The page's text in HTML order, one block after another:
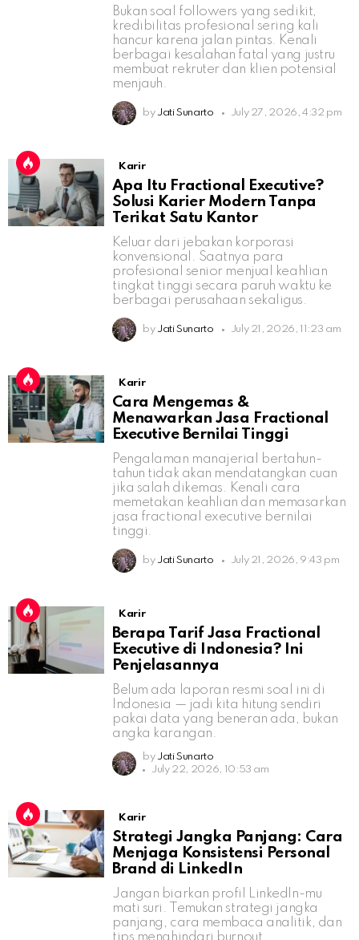
Bukan soal followers yang sedikit,
kredibilitas profesional sering kali
hancur karena jalan pintas. Kenali
berbagai kesalahan fatal yang justru
membuat rekruter dan klien potensial
menjauh.
by Jati Sunarto July 27, 2026, 4:32 pm
Karir
Apa Itu Fractional Executive?
Solusi Karier Modern Tanpa
Terikat Satu Kantor
Keluar dari jebakan korporasi
konvensional. Saatnya para
profesional senior menjual keahlian
tingkat tinggi secara paruh waktu ke
berbagai perusahaan sekaligus.
by Jati Sunarto July 21, 2026, 11:23 am
Karir
Cara Mengemas &
Menawarkan Jasa Fractional
Executive Bernilai Tinggi
Pengalaman manajerial bertahun-
tahun tidak akan mendatangkan cuan
jika salah dikemas. Kenali cara
memetakan keahlian dan memasarkan
jasa fractional executive bernilai
tinggi.
by Jati Sunarto July 21, 2026, 9:43 pm
Karir
Berapa Tarif Jasa Fractional
Executive di Indonesia? Ini
Penjelasannya
Belum ada laporan resmi soal ini di
Indonesia — jadi kita hitung sendiri
pakai data yang beneran ada, bukan
angka karangan.
by Jati Sunarto
July 22, 2026, 10:53 am
Karir
Strategi Jangka Panjang: Cara
Menjaga Konsistensi Personal
Brand di LinkedIn
Jangan biarkan profil LinkedIn-mu
mati suri. Temukan strategi jangka
panjang, cara membaca analitik, dan